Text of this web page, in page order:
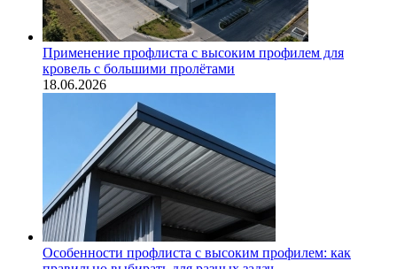
Применение профлиста с высоким профилем для
кровель с большими пролётами
18.06.2026
Особенности профлиста с высоким профилем: как